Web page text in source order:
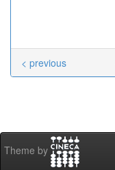
< previous
Theme by